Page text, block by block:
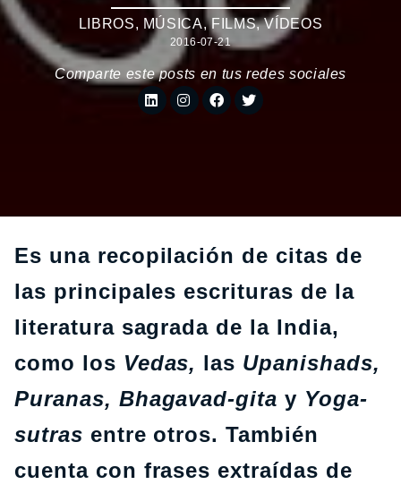
LIBROS, MÚSICA, FILMS, VÍDEOS
2016-07-21
Comparte este posts en tus redes sociales
Es una recopilación de citas de
las principales escrituras de la
literatura sagrada de la India,
como los Vedas, las Upanishads,
Puranas, Bhagavad-gita y Yoga-
sutras entre otros. También
cuenta con frases extraídas de